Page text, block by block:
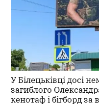
У Білецьківці досі
загиблого
кенотаф і бігборд